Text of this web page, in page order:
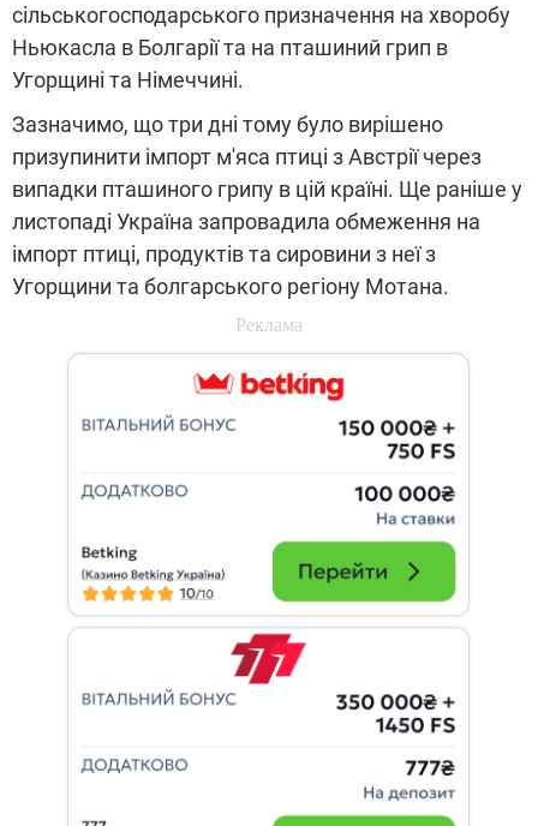
сільськогосподарського призначення на хворобу
Ньюкасла в Болгарії та на пташиний грип в
Угорщині та Німеччині.
Зазначимо, що три дні тому було вирішено
призупинити імпорт м'яса птиці з Австрії через
випадки пташиного грипу в цій країні. Ще раніше у
листопаді Україна запровадила обмеження на
імпорт птиці, продуктів та сировини з неї з
Угорщини та болгарського регіону Мотана.